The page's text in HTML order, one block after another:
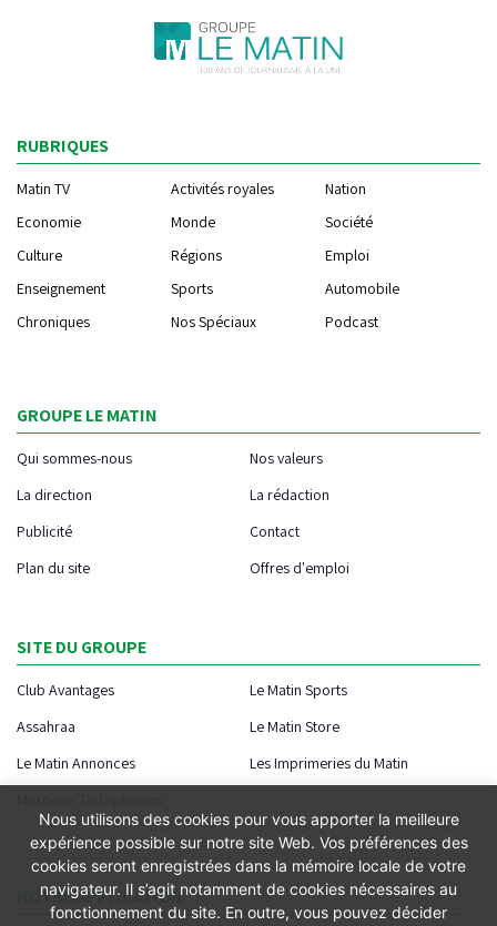
RUBRIQUES
Matin TV Activités royales
Nation
Economie
Monde
Société
Culture
Régions
Emploi
Enseignement
Sports
Automobile
Chroniques
Nos Spéciaux Podcast
GROUPE LE MATIN
Qui sommes-nous
Nos valeurs
La direction
La rédaction
Publicité
Contact
Plan du site
Offres d'emploi
SITE DU GROUPE
Club Avantages
Le Matin Sports
Assahraa
Le Matin Store
Le Matin Annonces
Les Imprimeries du Matin
NOTRE APPLICATION
Nous utilisons des cookies pour vous apporter la meilleure
expérience possible sur notre site Web. Vos préférences des
cookies seront enregistrées dans la mémoire locale de votre
navigateur. Il s’agit notamment de cookies nécessaires au
fonctionnement du site. En outre, vous pouvez décider